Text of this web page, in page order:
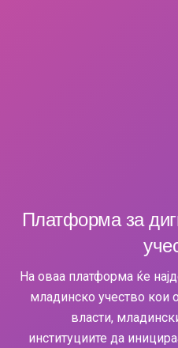
Платформа за
На оваа платформа ќе
младинско учество кои
власти,
институциите да